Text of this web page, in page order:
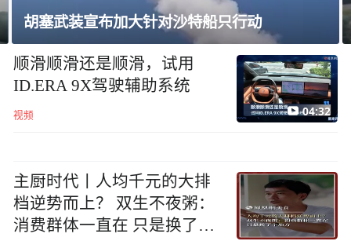
不满坡度与外观，特朗普命重建白宫停机坪
顺滑顺滑还是顺滑，试用
ID.ERA 9X驾驶辅助系统
视频 04:32
主厨时代丨人均千元的大排
档逆势而上？ 双生不夜粥：
消费群体一直在 只是换了个